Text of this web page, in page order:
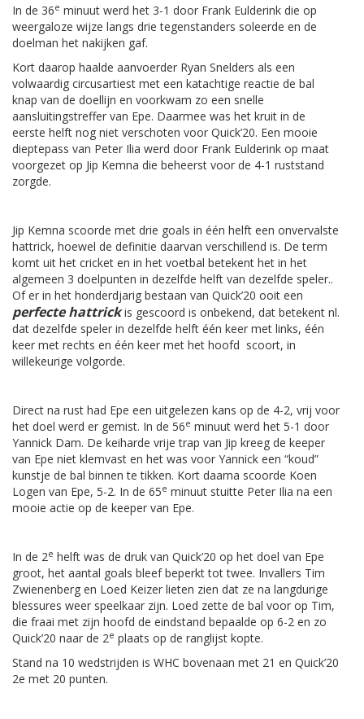
In de 36e minuut werd het 3-1 door Frank Eulderink die op
weergaloze wijze langs drie tegenstanders soleerde en de
doelman het nakijken gaf.
Kort daarop haalde aanvoerder Ryan Snelders als een
volwaardig circusartiest met een katachtige reactie de bal
knap van de doellijn en voorkwam zo een snelle
aansluitingstreffer van Epe. Daarmee was het kruit in de
eerste helft nog niet verschoten voor Quick’20. Een mooie
dieptepass van Peter Ilia werd door Frank Eulderink op maat
voorgezet op Jip Kemna die beheerst voor de 4-1 ruststand
zorgde.
Jip Kemna scoorde met drie goals in één helft een onvervalste
hattrick, hoewel de definitie daarvan verschillend is. De term
komt uit het cricket en in het voetbal betekent het in het
algemeen 3 doelpunten in dezelfde helft van dezelfde speler..
Of er in het honderdjarig bestaan van Quick’20 ooit een
perfecte hattrickis gescoord is onbekend, dat betekent nl.
dat dezelfde speler in dezelfde helft één keer met links, één
keer met rechts en één keer met het hoofd scoort, in
willekeurige volgorde.
Direct na rust had Epe een uitgelezen kans op de 4-2, vrij voor
het doel werd er gemist. In de 56e minuut werd het 5-1 door
Yannick Dam. De keiharde vrije trap van Jip kreeg de keeper
van Epe niet klemvast en het was voor Yannick een “koud”
kunstje de bal binnen te tikken. Kort daarna scoorde Koen
Logen van Epe, 5-2. In de 65e minuut stuitte Peter Ilia na een
mooie actie op de keeper van Epe.
In de 2e helft was de druk van Quick’20 op het doel van Epe
groot, het aantal goals bleef beperkt tot twee. Invallers Tim
Zwienenberg en Loed Keizer lieten zien dat ze na langdurige
blessures weer speelkaar zijn. Loed zette de bal voor op Tim,
die fraai met zijn hoofd de eindstand bepaalde op 6-2 en zo
Quick’20 naar de 2e plaats op de ranglijst kopte.
Stand na 10 wedstrijden is WHC bovenaan met 21 en Quick’20
2e met 20 punten.